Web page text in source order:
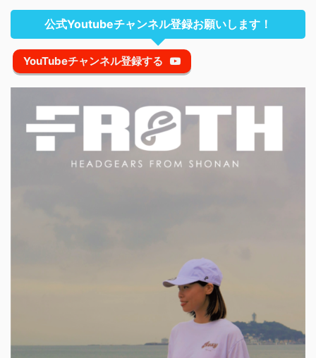
公式Youtubeチャンネル登録お願いします！
YouTubeチャンネル登録する